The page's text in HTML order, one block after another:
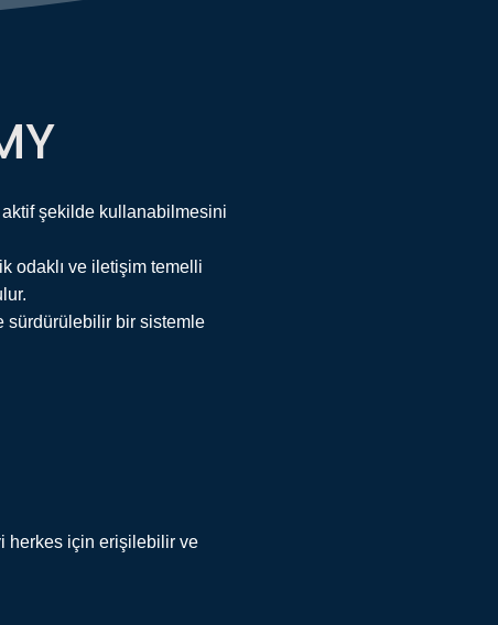
aktif şekilde kullanabilmesini
odaklı ve iletişim temelli
sürdürülebilir bir sistemle
herkes için erişilebilir ve